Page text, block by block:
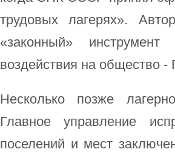
трудовых лагерях».
«законный»
воздействия на общество -
Несколько позже
Главное управление
поселений и мест